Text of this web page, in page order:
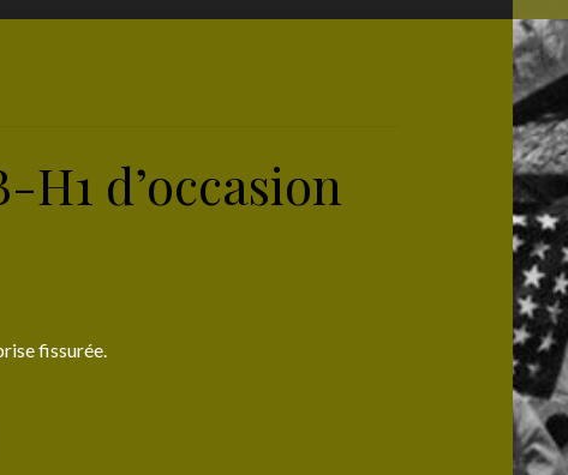
H1 d’occasion
fissurée.